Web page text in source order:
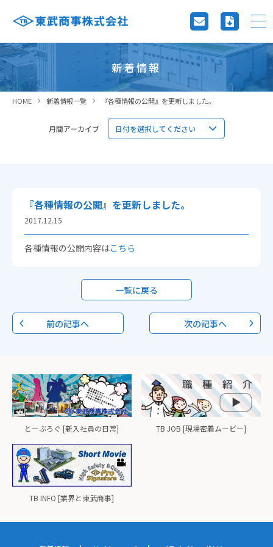
新着情報
HOME 新着情報一覧 『各種情報の公開』を更新しました。
月間アーカイブ
『各種情報の公開』を更新しました。
2017.12.15
各種情報の公開内容はこちら
一覧に戻る
前の記事へ 次の記事へ
とーぶろぐ [新入社員の日常] TB JOB [現場密着ムービー]
TB INFO [業界と東武商事]